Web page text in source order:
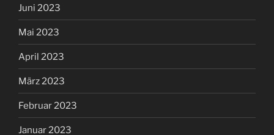
Juni 2023
Mai 2023
April 2023
März 2023
Februar 2023
Januar 2023